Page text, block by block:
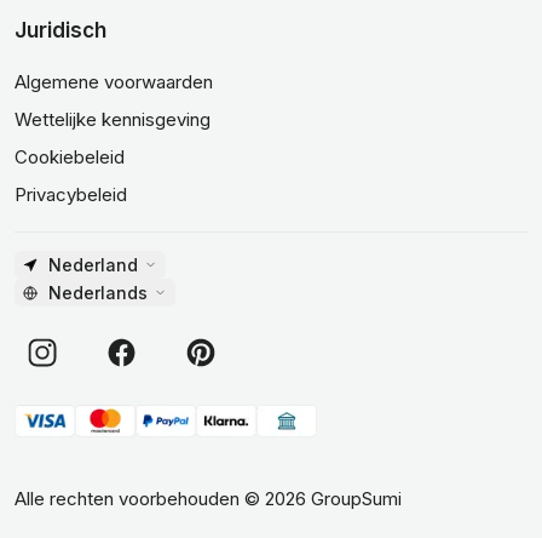
Juridisch
Algemene voorwaarden
Wettelijke kennisgeving
Cookiebeleid
Privacybeleid
Nederland
Nederlands
Alle rechten voorbehouden © 2026 GroupSumi